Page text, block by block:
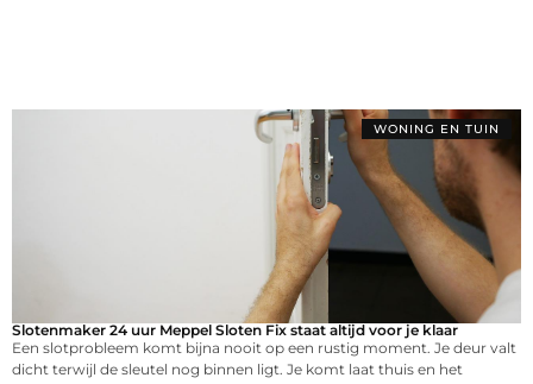
WONING EN TUIN
Slotenmaker 24 uur Meppel Sloten Fix staat altijd voor je klaar
Een slotprobleem komt bijna nooit op een rustig moment. Je deur valt
dicht terwijl de sleutel nog binnen ligt. Je komt laat thuis en het